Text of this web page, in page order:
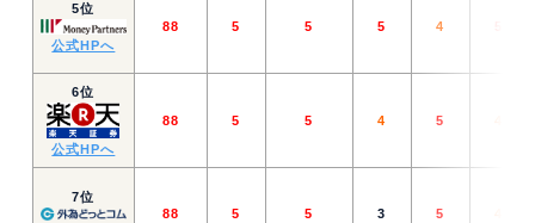
5位
公式HPへ
88 5 5 5 4
6位
公式HPへ
88 5 5 4 5
7位
88 5 5 3 5